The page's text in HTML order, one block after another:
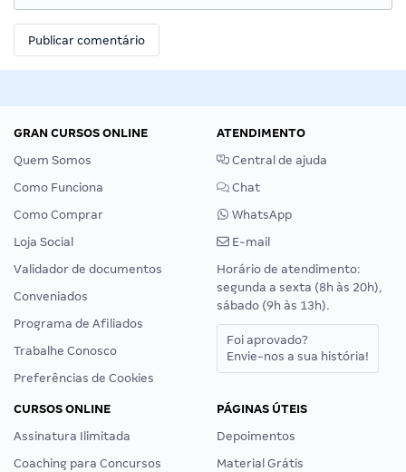
GRAN CURSOS ONLINE
Quem Somos
Como Funciona
Como Comprar
Loja Social
Validador de documentos
Conveniados
Programa de Afiliados
Trabalhe Conosco
Preferências de Cookies
ATENDIMENTO
Central de ajuda
Chat
WhatsApp
E-mail
Horário de atendimento:
segunda a sexta (8h às 20h),
sábado (9h às 13h).
Foi aprovado?
Envie-nos a sua história!
CURSOS ONLINE
Assinatura Ilimitada
Coaching para Concursos
PÁGINAS ÚTEIS
Depoimentos
Material Grátis